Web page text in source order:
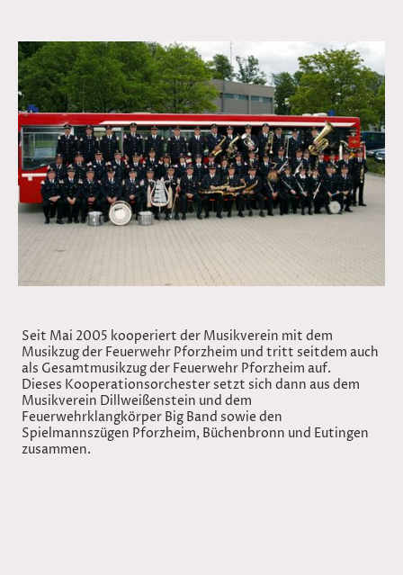
Seit Mai 2005 kooperiert der Musikverein mit dem
Musikzug der Feuerwehr Pforzheim und tritt seitdem auch
als Gesamtmusikzug der Feuerwehr Pforzheim auf.
Dieses Kooperationsorchester setzt sich dann aus dem
Musikverein Dillweißenstein und dem
Feuerwehrklangkörper Big Band sowie den
Spielmannszügen Pforzheim, Büchenbronn und Eutingen
zusammen.